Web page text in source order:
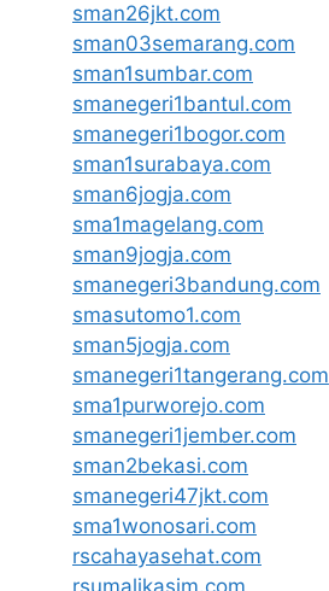
sman26jkt.com
sman03semarang.com
sman1sumbar.com
smanegeri1bantul.com
smanegeri1bogor.com
sman1surabaya.com
sman6jogja.com
sma1magelang.com
sman9jogja.com
smanegeri3bandung.com
smasutomo1.com
sman5jogja.com
smanegeri1tangerang.com
sma1purworejo.com
smanegeri1jember.com
sman2bekasi.com
smanegeri47jkt.com
sma1wonosari.com
rscahayasehat.com